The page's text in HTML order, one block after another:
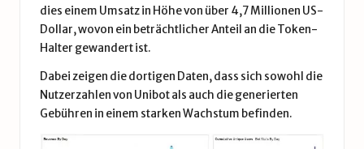
dies einem Umsatz in Höhe von über 4,7 Millionen US-
Dollar, wovon ein beträchtlicher Anteil an die Token-
Halter gewandert ist.
Dabei zeigen die dortigen Daten, dass sich sowohl die
Nutzerzahlen von Unibot als auch die generierten
Gebühren in einem starken Wachstum befinden.